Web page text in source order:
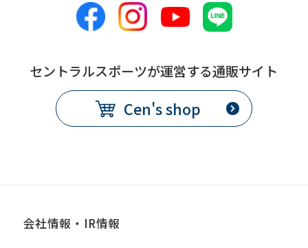
セントラルスポーツが運営する通販サイト
Cen's shop
会社情報・IR情報